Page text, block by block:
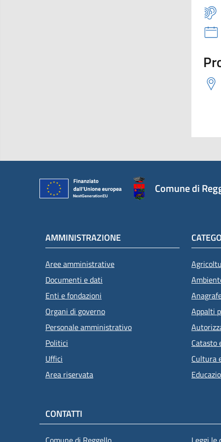
Comune di
AMMINISTRAZIONE
Aree amministrative
Documenti e dati
Enti e fondazioni
Organi di governo
Personale amministrativo
Politici
Uffici
Area riservata
Appalti
Catasto
Cultura
CONTATTI